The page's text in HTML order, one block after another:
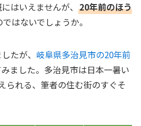
はいえませんが、 20年前のほう
ではないでしょうか。
たが、 岐阜県多治見市の20年前
ました。多治見市は日本一暑い
られる、筆者の住む街のすぐそ